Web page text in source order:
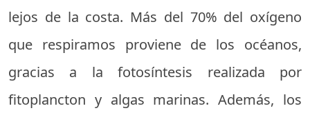
lejos de la costa. Más del 70% del oxígeno
que respiramos proviene de los océanos,
gracias a la fotosíntesis realizada por
fitoplancton y algas marinas. Además, los